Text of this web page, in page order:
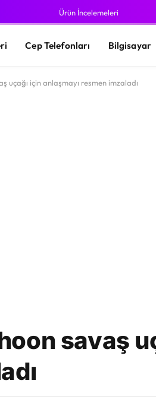
Ürün İncelemeleri
Cep Telefonları Bilgisayar
uçağı için anlaşmayı resmen imzaladı
savaş